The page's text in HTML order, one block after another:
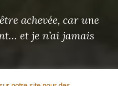
achevée, car une
et je n’ai jamais